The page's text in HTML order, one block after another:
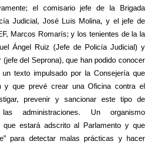
el comisario jefe de la Brigada
Judicial, José Luis Molina, y el jefe de
Marcos Romarís; y los tenientes de la la
Ángel Ruiz (Jefe de Policía Judicial) y
(jefe del Seprona),que han podido conocer
texto impulsado por la Consejería que
y que prevé crear una Oficina contra el
prevenir y sancionar este tipo de
administraciones. Un organismo
que estará adscrito al Parlamento y que
para detectar malas prácticas y hacer